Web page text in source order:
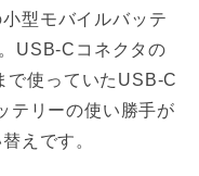
型モバイルバッテ
USB-Cコネクタの
で使っていたUSB-C
テリーの使い勝手が
えです。